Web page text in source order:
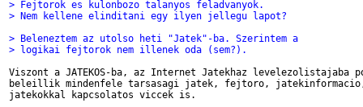
> Fejtorok es kulonbozo talanyos feladvanyok.
> Nem kellene elinditani egy ilyen jellegu lapot?
> Beleneztem az utolso heti "Jatek"-ba. Szerintem a
> logikai fejtorok nem illenek oda (sem?).
Viszont a JATEKOS-ba, az Internet Jatekhaz levelezolistajaba
beleillik mindenfele tarsasagi jatek, fejtoro,
jatekokkal kapcsolatos viccek is.